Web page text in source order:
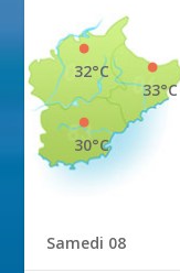
33°C
32°C
30°C
Samedi 08